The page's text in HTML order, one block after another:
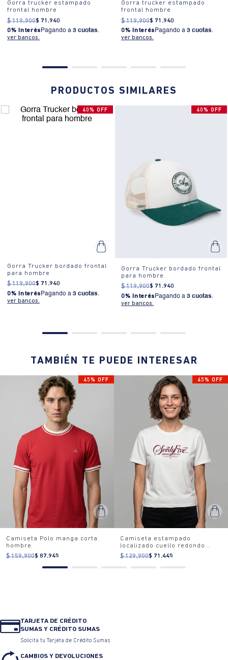
Gorra trucker estampado
frontal hombre
$ 119.900$ 71 .940
0% Interés Pagando a 3 cuotas.
ver bancos.
Gorra trucker estampado
frontal hombre
$ 119.900$ 71 .940
0% Interés Pagando a 3 cuotas.
ver bancos.
PRODUCTOS SIMILARES
40% OFF
Gorra Trucker bordado frontal
para hombre
$ 119.900$ 71 .940
0% Interés Pagando a 3 cuotas.
ver bancos.
40% OFF
Gorra Trucker bordado frontal
para hombre
$ 119.900$ 71 .940
0% Interés Pagando a 3 cuotas.
ver bancos.
TAMBIÉN TE PUEDE INTERESAR
45% OFF
Camiseta Polo manga corta
hombre
$ 159.900$ 87.945
45% OFF
Camiseta estampado
localizado cuello redondo
para mujer
$ 129.900$ 71.445
TARJETA DE CRÉDITO
SUMAS Y CRÉDITO SUMAS
Solicita tu Tarjeta de Crédito Sumas
CAMBIOS Y DEVOLUCIONES